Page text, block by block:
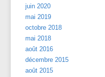
juin 2020
mai 2019
octobre 2018
mai 2018
août 2016
décembre 2015
août 2015